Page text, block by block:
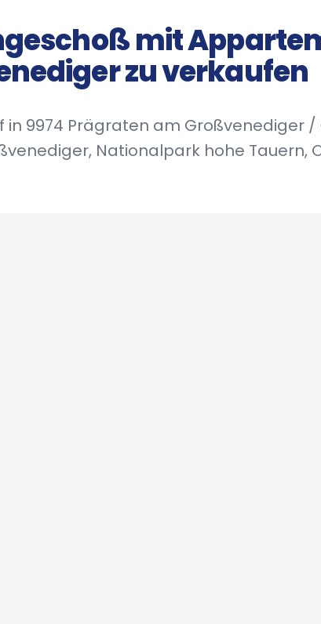
mit
zu verkaufen
in 9974 Prägraten am Großvenediger /
Nationalpark hohe Tauern,